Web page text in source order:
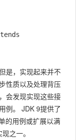
是，实现起来并不
性质以及处理背压
会发现实现这些接
例。 JDK 9提供了
的用例或扩展以满
之一。